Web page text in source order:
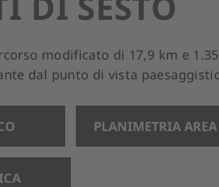
modificato di 17,9 km e
dal punto di vista
PLANIMETRIA